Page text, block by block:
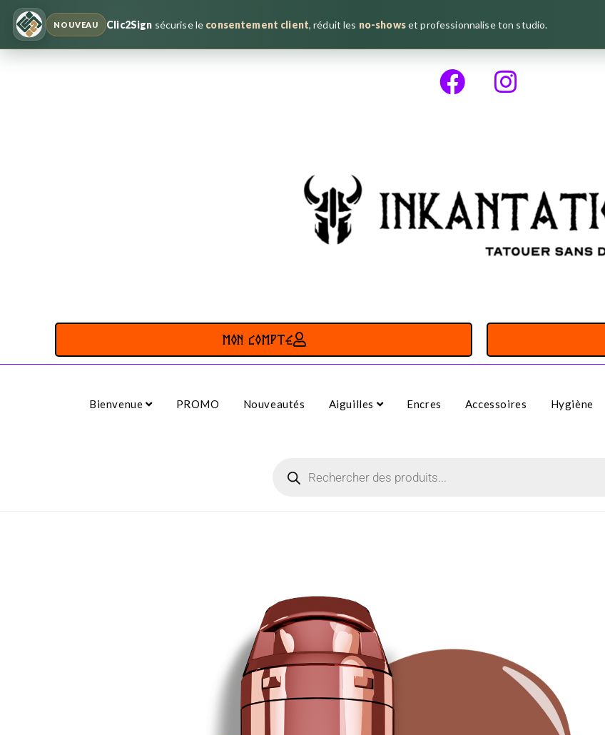
NOUVEAU Clic2Sign sécurise le consentement client, réduit les no-showset professionnalise ton studio.
MON COMPTE
Bienvenue PROMO Nouveautés Aiguilles Encres Accessoires Hygiène